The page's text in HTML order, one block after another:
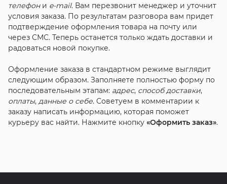
телефони e-mail. Вам перезвонит менеджер и уточнит
условия заказа. По результатам разговора вам придет
подтверждение оформления товара на почту или
через СМС. Теперь останется только ждать доставки и
радоваться новой покупке.
Оформление заказа в стандартном режиме выглядит
следующим образом. Заполняете полностью форму по
последовательным этапам: адрес, способ доставки,
оплаты, данные о себе. Советуем в комментарии к
заказу написать информацию, которая поможет
курьеру вас найти. Нажмите кнопку «Оформить заказ».